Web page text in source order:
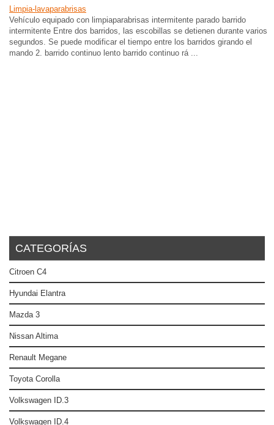
Limpia-lavaparabrisas
Vehículo equipado con limpiaparabrisas intermitente parado barrido
intermitente Entre dos barridos, las escobillas se detienen durante varios
segundos. Se puede modificar el tiempo entre los barridos girando el
mando 2. barrido continuo lento barrido continuo rá ...
CATEGORÍAS
Citroen C4
Hyundai Elantra
Mazda 3
Nissan Altima
Renault Megane
Toyota Corolla
Volkswagen ID.3
Volkswagen ID.4